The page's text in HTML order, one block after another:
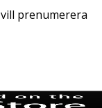
prenumerera